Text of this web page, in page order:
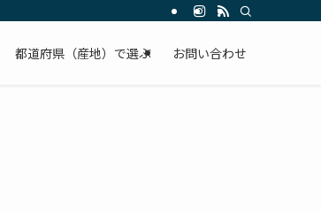
都道府県（産地）で選ぶ お問い合わせ